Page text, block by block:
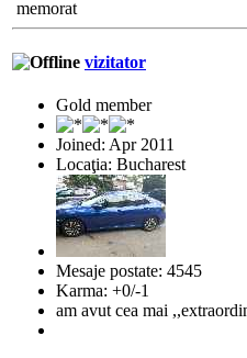
memorat
vizitator
Gold member
Joined: Apr 2011
Locaţia: Bucharest
Mesaje postate: 4545
Karma: +0/-1
am avut cea mai